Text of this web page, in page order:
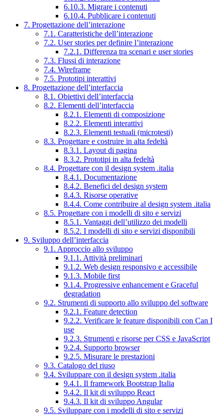
6.10.3. Migrare i contenuti
6.10.4. Pubblicare i contenuti
7. Progettazione dell’interazione
7.1. Caratteristiche dell’interazione
7.2. User stories per definire l’interazione
7.2.1. Differenza tra scenari e user stories
7.3. Flussi di interazione
7.4. Wireframe
7.5. Prototipi interattivi
8. Progettazione dell’interfaccia
8.1. Obiettivi dell’interfaccia
8.2. Elementi dell’interfaccia
8.2.1. Elementi di composizione
8.2.2. Elementi interattivi
8.2.3. Elementi testuali (microtesti)
8.3. Progettare e costruire in alta fedeltà
8.3.1. Layout di pagina
8.3.2. Prototipi in alta fedeltà
8.4. Progettare con il design system .italia
8.4.1. Documentazione
8.4.2. Benefici del design system
8.4.3. Risorse operative
8.4.4. Come contribuire al design system .italia
8.5. Progettare con i modelli di sito e servizi
8.5.1. Vantaggi dell’utilizzo dei modelli
8.5.2. I modelli di sito e servizi disponibili
9. Sviluppo dell’interfaccia
9.1. Approccio allo sviluppo
9.1.1. Attività preliminari
9.1.2. Web design responsivo e accessibile
9.1.3. Mobile first
9.1.4. Progressive enhancement e Graceful
degradation
9.2. Strumenti di supporto allo sviluppo del software
9.2.1. Feature detection
9.2.2. Verificare le feature disponibili con Can I
use
9.2.3. Strumenti e risorse per CSS e JavaScript
9.2.4. Supporto browser
9.2.5. Misurare le prestazioni
9.3. Catalogo del riuso
9.4. Sviluppare con il design system .italia
9.4.1. Il framework Bootstrap Italia
9.4.2. Il kit di sviluppo React
9.4.3. Il kit di sviluppo Angular
9.5. Sviluppare con i modelli di sito e servizi